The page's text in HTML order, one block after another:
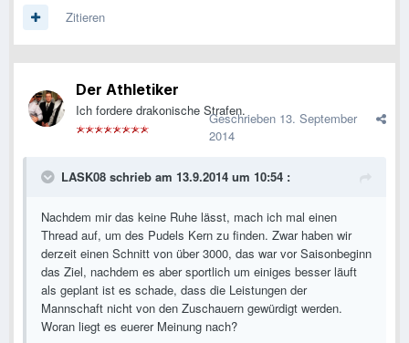
Zitieren
Der Athletiker
Ich fordere drakonische Strafen.
Geschrieben 13. September
2014
LASK08 schrieb am 13.9.2014 um 10:54 :
Nachdem mir das keine Ruhe lässt, mach ich mal einen
Thread auf, um des Pudels Kern zu finden. Zwar haben wir
derzeit einen Schnitt von über 3000, das war vor Saisonbeginn
das Ziel, nachdem es aber sportlich um einiges besser läuft
als geplant ist es schade, dass die Leistungen der
Mannschaft nicht von den Zuschauern gewürdigt werden.
Woran liegt es euerer Meinung nach?